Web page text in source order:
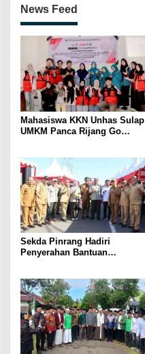
News Feed
Mahasiswa KKN Unhas Sulap
UMKM Panca Rijang Go
Sekda Pinrang Hadiri
Penyerahan Bantuan